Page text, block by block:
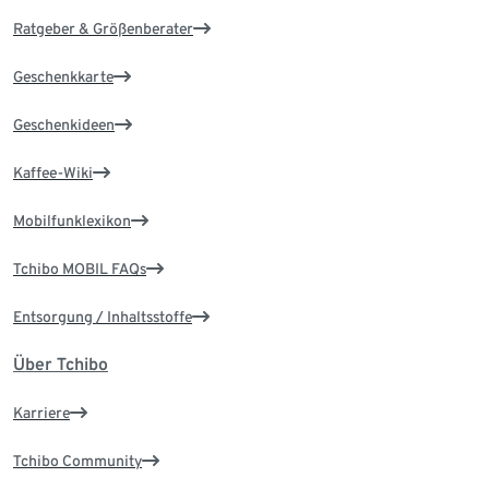
Ratgeber & Größenberater
Geschenkkarte
Geschenkideen
Kaffee-Wiki
Mobilfunklexikon
Tchibo MOBIL FAQs
Entsorgung / Inhaltsstoffe
Über Tchibo
Karriere
Tchibo Community